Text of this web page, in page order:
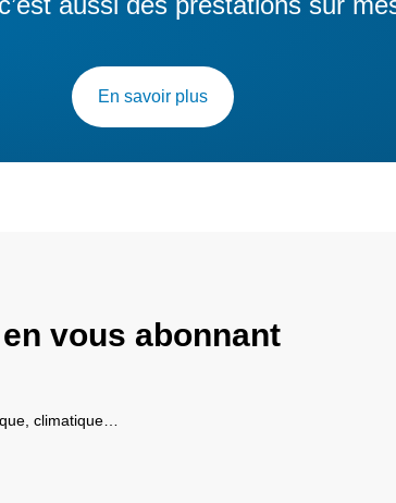
En savoir plus
en vous abonnant
climatique…